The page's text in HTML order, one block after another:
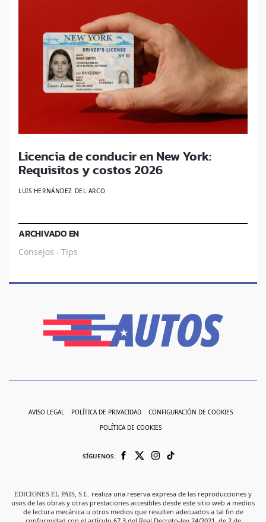
Licencia de conducir en New York:
Requisitos y costos 2026
LUIS HERNÁNDEZ DEL ARCO
ARCHIVADO EN
Consejos · Tips
AVISO LEGAL POLÍTICA DE PRIVACIDAD CONFIGURACIÓN DE COOKIES
POLÍTICA DE COOKIES
SÍGUENOS:
EDICIONES EL PAIS, S.L.
realiza una reserva expresa de las reproducciones y
usos de las obras y otras prestaciones accesibles desde este sitio web a medios
de lectura mecánica u otros medios que resulten adecuados a tal fin de